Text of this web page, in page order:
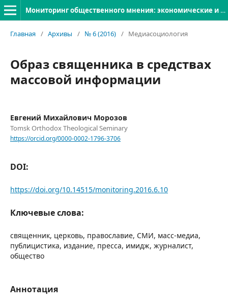
Мониторинг общественного мнения: экономические и социальные перемены
Главная / Архивы / № 6 (2016) / Медиасоциология
Образ священника в средствах
массовой информации
Евгений Михайлович Морозов
Tomsk Orthodox Theological Seminary
https://orcid.org/0000-0002-1796-3706
DOI:
https://doi.org/10.14515/monitoring.2016.6.10
Ключевые слова:
священник, церковь, православие, СМИ, масс-медиа,
публицистика, издание, пресса, имидж, журналист,
общество
Аннотация